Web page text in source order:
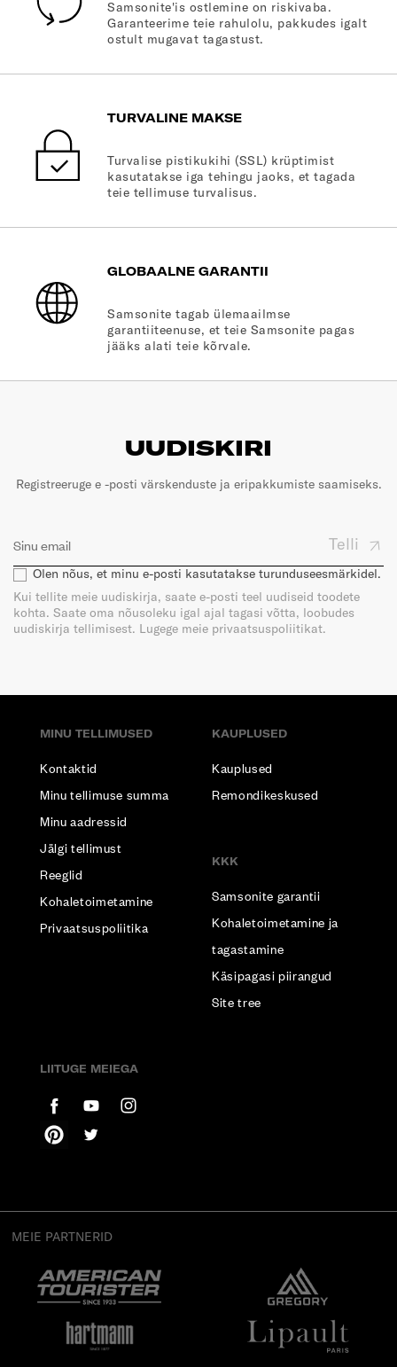
Samsonite'is ostlemine on riskivaba.
Garanteerime teie rahulolu, pakkudes igalt
ostult mugavat tagastust.
TURVALINE MAKSE
Turvalise pistikukihi (SSL) krüptimist
kasutatakse iga tehingu jaoks, et tagada
teie tellimuse turvalisus.
GLOBAALNE GARANTII
Samsonite tagab ülemaailmse
garantiiteenuse, et teie Samsonite pagas
jääks alati teie kõrvale.
UUDISKIRI
Registreeruge e -posti värskenduste ja eripakkumiste saamiseks.
Telli
Olen nõus, et minu e-posti kasutatakse turunduseesmärkidel.
Kui tellite meie uudiskirja, saate e-posti teel uudiseid toodete
kohta. Saate oma nõusoleku igal ajal tagasi võtta, loobudes
uudiskirja tellimisest. Lugege meie privaatsuspoliitikat.
MINU TELLIMUSED
Kontaktid
Minu tellimuse summa
Minu aadressid
Jälgi tellimust
Reeglid
Kohaletoimetamine
Privaatsuspoliitika
KAUPLUSED
Kauplused
Remondikeskused
KKK
Samsonite garantii
Kohaletoimetamine ja
tagastamine
Käsipagasi piirangud
Site tree
LIITUGE MEIEGA
MEIE PARTNERID